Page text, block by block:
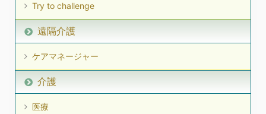
Try to challenge
遠隔介護
ケアマネージャー
介護
医療